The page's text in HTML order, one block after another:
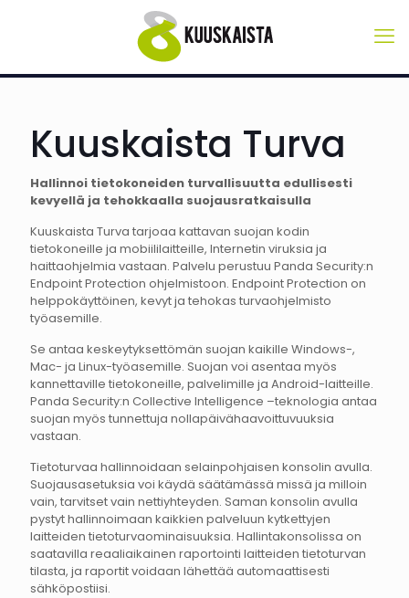
Kuuskaista Turva
Hallinnoi tietokoneiden turvallisuutta edullisesti
kevyellä ja tehokkaalla suojausratkaisulla
Kuuskaista Turva tarjoaa kattavan suojan kodin
tietokoneille ja mobiililaitteille, Internetin viruksia ja
haittaohjelmia vastaan. Palvelu perustuu Panda Security:n
Endpoint Protection ohjelmistoon. Endpoint Protection on
helppokäyttöinen, kevyt ja tehokas turvaohjelmisto
työasemille.
Se antaa keskeytyksettömän suojan kaikille Windows-,
Mac- ja Linux-työasemille. Suojan voi asentaa myös
kannettaville tietokoneille, palvelimille ja Android-laitteille.
Panda Security:n Collective Intelligence –teknologia antaa
suojan myös tunnettuja nollapäivähaavoittuvuuksia
vastaan.
Tietoturvaa hallinnoidaan selainpohjaisen konsolin avulla.
Suojausasetuksia voi käydä säätämässä missä ja milloin
vain, tarvitset vain nettiyhteyden. Saman konsolin avulla
pystyt hallinnoimaan kaikkien palveluun kytkettyjen
laitteiden tietoturvaominaisuuksia. Hallintakonsolissa on
saatavilla reaaliaikainen raportointi laitteiden tietoturvan
tilasta, ja raportit voidaan lähettää automaattisesti
sähköpostiisi.